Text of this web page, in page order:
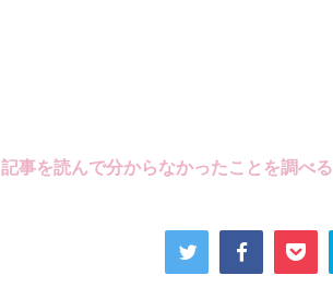
記事を読んで分からなかったことを調べる